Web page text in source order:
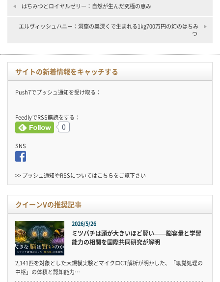
はちみつとロイヤルゼリー：自然が生んだ究極の恵み
エルヴィッシュハニー：洞窟の奥深くで生まれる1kg700万円の幻のはちみ
つ
サイトの新着情報をキャッチする
Push7でプッシュ通知を受け取る：
FeedlyでRSS購読をする：
0
SNS
>> プッシュ通知やRSSについてはこちらをご覧下さい
クイーンVの推奨記事
2026/5/26
ミツバチは頭が大きいほど賢い——脳容量と学習
能力の相関を国際共同研究が解明
2,141匹を対象とした大規模実験とマイクロCT解析が明かした、「嗅覚処理の
中枢」の体積と認知能力…